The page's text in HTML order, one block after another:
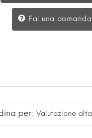
Fai una domanda
per: Valutazione alta